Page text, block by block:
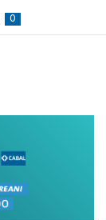
0